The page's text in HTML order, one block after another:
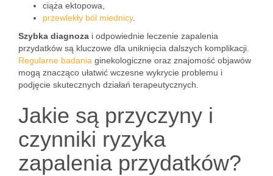
ciąża ektopowa,
przewlekły ból miednicy.
Szybka diagnoza i odpowiednie leczenie zapalenia
przydatków są kluczowe dla uniknięcia dalszych komplikacji.
Regularne badania ginekologiczne oraz znajomość objawów
mogą znacząco ułatwić wczesne wykrycie problemu i
podjęcie skutecznych działań terapeutycznych.
Jakie są przyczyny i
czynniki ryzyka
zapalenia przydatków?